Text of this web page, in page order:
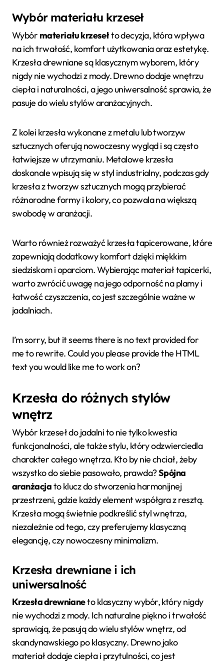
Wybór materiału krzeseł
Wybór materiału krzesełto decyzja, która wpływa
na ich trwałość, komfort użytkowania oraz estetykę.
Krzesła drewniane są klasycznym wyborem, który
nigdy nie wychodzi z mody. Drewno dodaje wnętrzu
ciepła i naturalności, a jego uniwersalność sprawia, że
pasuje do wielu stylów aranżacyjnych.
Z kolei krzesła wykonane z metalu lub tworzyw
sztucznych oferują nowoczesny wygląd i są często
łatwiejsze w utrzymaniu. Metalowe krzesła
doskonale wpisują się w styl industrialny, podczas gdy
krzesła z tworzyw sztucznych mogą przybierać
różnorodne formy i kolory, co pozwala na większą
swobodę w aranżacji.
Warto również rozważyć krzesła tapicerowane, które
zapewniają dodatkowy komfort dzięki miękkim
siedziskom i oparciom. Wybierając materiał tapicerki,
warto zwrócić uwagę na jego odporność na plamy i
łatwość czyszczenia, co jest szczególnie ważne w
jadalniach.
I’m sorry, but it seems there is no text provided for
me to rewrite. Could you please provide the HTML
text you would like me to work on?
Krzesła do różnych stylów
wnętrz
Wybór krzeseł do jadalni to nie tylko kwestia
funkcjonalności, ale także stylu, który odzwierciedla
charakter całego wnętrza. Kto by nie chciał, żeby
wszystko do siebie pasowało, prawda?Spójna
aranżacjato klucz do stworzenia harmonijnej
przestrzeni, gdzie każdy element współgra z resztą.
Krzesła mogą świetnie podkreślić styl wnętrza,
niezależnie od tego, czy preferujemy klasyczną
elegancję, czy nowoczesny minimalizm.
Krzesła drewniane i ich
uniwersalność
Krzesła drewnianeto klasyczny wybór, który nigdy
nie wychodzi z mody. Ich naturalne piękno i trwałość
sprawiają, że pasują do wielu stylów wnętrz, od
skandynawskiego po klasyczny. Drewno jako
materiał dodaje ciepła i przytulności, co jest